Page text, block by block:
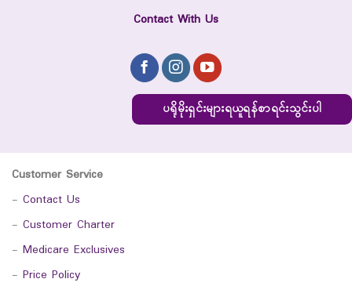
Contact With Us
ပရိုမိုးရှင်းများရယူရန်စာရင်းသွင်းပါ
Customer Service
- Contact Us
- Customer Charter
- Medicare Exclusives
- Price Policy